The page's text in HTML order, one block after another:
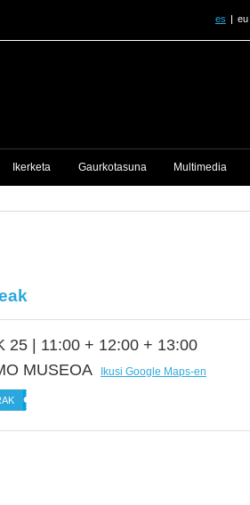
25 | 11:00 + 12:00 + 13:00
MUSEOA
Ikusi Google Maps-en
es eu
Ikerketa Gaurkotasuna Multimedia